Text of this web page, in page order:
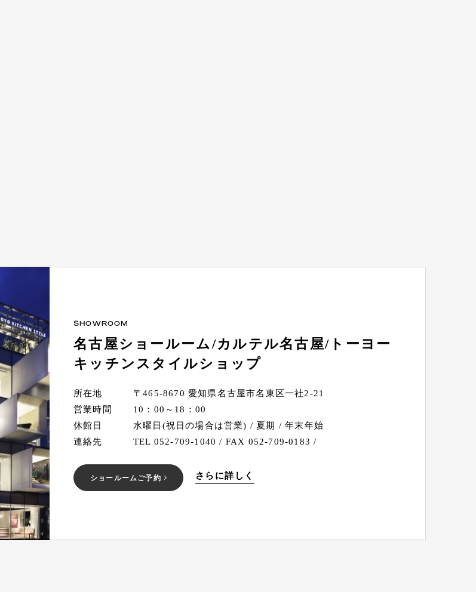
SHOWROOM
名古屋ショールーム/カルテル名古屋/トーヨー
キッチンスタイルショップ
所在地
〒465-8670 愛知県名古屋市名東区一社2-21
営業時間
10：00～18：00
休館日
水曜日(祝日の場合は営業) / 夏期 / 年末年始
連絡先
TEL 052-709-1040 / FAX 052-709-0183 /
ショールームご予約 さらに詳しく